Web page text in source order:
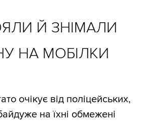
Й ЗНІМАЛИ
НА МОБІЛКИ
очікує від поліцейських,
на їхні обмежені